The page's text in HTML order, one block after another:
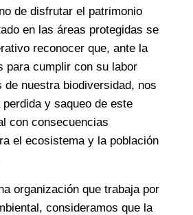
de disfrutar el patrimonio
en las áreas protegidas se
reconocer que, ante la
para cumplir con su labor
de nuestra biodiversidad, nos
y saqueo de este
con consecuencias
el ecosistema y la población
organización que trabaja por
consideramos que la